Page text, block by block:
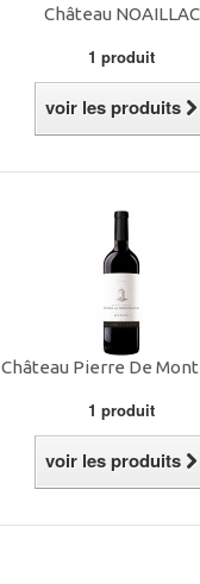
Château NOAILLAC
1 produit
voir les produits
Château Pierre De
1 produit
voir les produits